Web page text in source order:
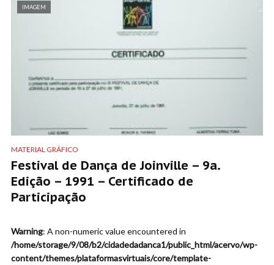
IMAGEM
MATERIAL GRÁFICO
Festival de Dança de Joinville – 9a.
Edição – 1991 – Certificado de
Participação
Warning: A non-numeric value encountered in
/home/storage/9/08/b2/cidadedadanca1/public_html/acervo/wp-
content/themes/plataformasvirtuais/core/template-